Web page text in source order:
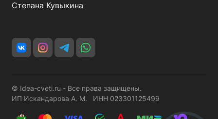
Степана Кувыкина
© Idea-cveti.ru - Все права защищены.
ИП Искандарова А. М. ИНН 023301125499